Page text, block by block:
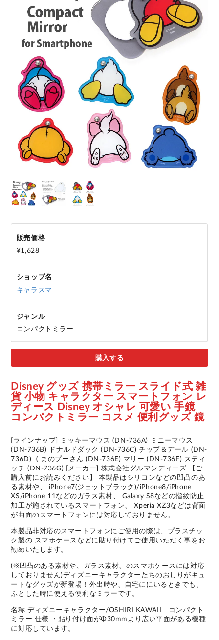
販売価格
¥1,628
ショップ名
キャラスマ
ジャンル
コンパクトミラー
購入する
Disney グッズ 携帯ミラー スライド式 雑
貨 小物 キャラクター スマートフォン レ
ディース Disney オシャレ 可愛い 手鏡
コンパクトミラー コスメ 便利グッズ 鏡
[ラインナップ] ミッキーマウス (DN-736A) ミニーマウス
(DN-736B) ドナルドダック (DN-736C) チップ＆デール (DN-
736D) くまのプーさん (DN-736E) マリー (DN-736F) スティ
ッチ (DN-736G) [メーカー] 株式会社グルマンディーズ 【ご
購入前にお読みください】 本製品はシリコンなどの凹凸のあ
る素材や、 iPhone7(ジェットブラック)/iPhone8/iPhone
XS/iPhone 11などのガラス素材、 Galaxy S8などの指紋防止
加工が施されているスマートフォン、 Xperia XZ3などは背面
が曲面のスマートフォンには対応しておりません。
本製品非対応のスマートフォンにご使用の際は、プラスチッ
ク製の スマホケースなどに貼り付けてご使用いただく事をお
勧めいたします。
(※凹凸のある素材や、ガラス素材、のスマホケースには対応
しておりません)ディズニーキャラクターたちのおしりがキュ
ートなグッズが新登場！外出時や、自宅ににいるときでも、
ふとした時に使える便利なミラーです。
名称 ディズニーキャラクター/OSHIRI KAWAII コンパクト
ミラー 仕様 ・貼り付け面がΦ30mmより広い平面がある機種
に対応しています。